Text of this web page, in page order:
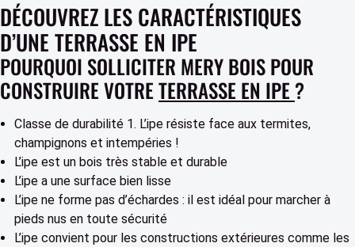
DÉCOUVREZ LES CARACTÉRISTIQUES
D’UNE TERRASSE EN IPE
POURQUOI SOLLICITER MERY BOIS POUR
CONSTRUIRE VOTRETERRASSE EN IPE ?
Classe de durabilité 1. L’ipe résiste face aux termites,
champignons et intempéries !
L’ipe est un bois très stable et durable
L’ipe a une surface bien lisse
L’ipe ne forme pas d’échardes : il est idéal pour marcher à
pieds nus en toute sécurité
L’ipe convient pour les constructions extérieures comme les